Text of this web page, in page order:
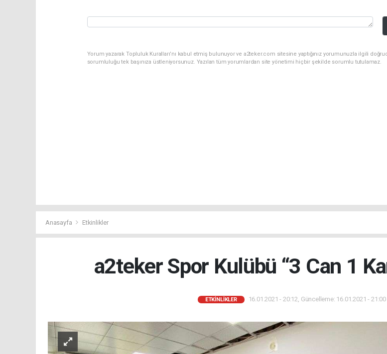
Yorum yazarak Topluluk Kuralları’nı kabul etmiş bulunuyor ve a2teker.com sitesine yaptığınız yorumunuzla ilgili
sorumluluğu tek başınıza üstleniyorsunuz. Yazılan tüm yorumlardan site yönetimi hiçbir şekilde sorumlu tutulamaz.
Anasayfa Etkinlikler
a2teker Spor Kulübü “3 Can 1
ETKINLIKLER 16.01.2021 - 20:12, Güncelleme: 16.01.2021 - 21:00